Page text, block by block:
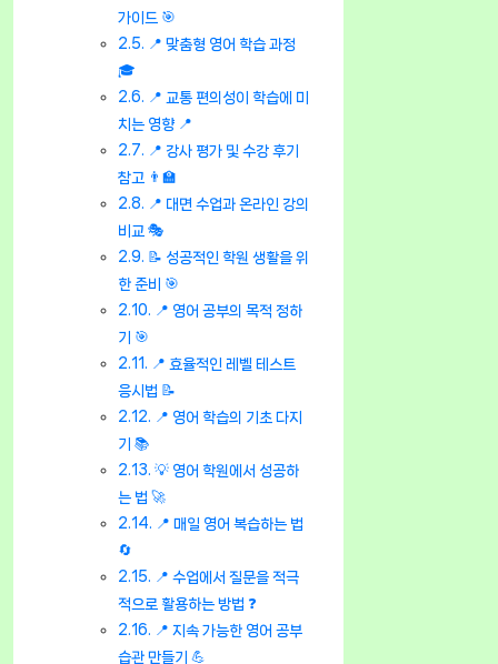
가이드 🎯
📍 맞춤형 영어 학습 과정
🎓
📍 교통 편의성이 학습에 미
치는 영향 📍
📍 강사 평가 및 수강 후기
참고 👨‍🏫
📍 대면 수업과 온라인 강의
비교 🎭
📝 성공적인 학원 생활을 위
한 준비 🎯
📍 영어 공부의 목적 정하
기 🎯
📍 효율적인 레벨 테스트
응시법 📝
📍 영어 학습의 기초 다지
기 📚
💡 영어 학원에서 성공하
는 법 🚀
📍 매일 영어 복습하는 법
🔄
📍 수업에서 질문을 적극
적으로 활용하는 방법 ❓
📍 지속 가능한 영어 공부
습관 만들기 💪